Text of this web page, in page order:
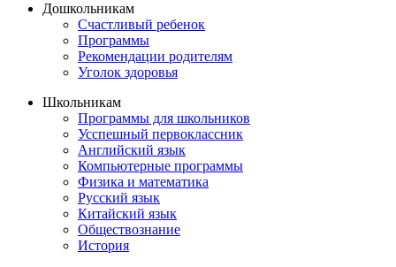
Дошкольникам
Счастливый ребенок
Программы
Рекомендации родителям
Уголок здоровья
Школьникам
Программы для школьников
Усспешный первоклассник
Английский язык
Компьютерные программы
Физика и математика
Русский язык
Китайский язык
Обществознание
История